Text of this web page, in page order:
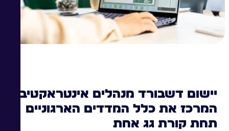
יישום דשבורד מנהלים אינטראקטיבי
המרכז את כלל המדדים הארגוניים
תחת קורת גג אחת